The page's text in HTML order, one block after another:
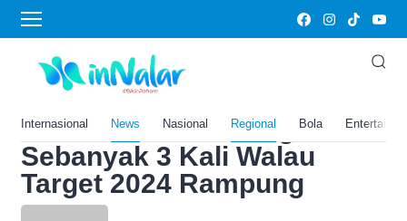
Internasional News Nasional Regional Bola
Home›News
Terancam Mangkrak?
Bendungan Rp1,2 Triliun di
NTT Ini Diblokir Warga
Sebanyak 3 Kali Walau
Target 2024 Rampung